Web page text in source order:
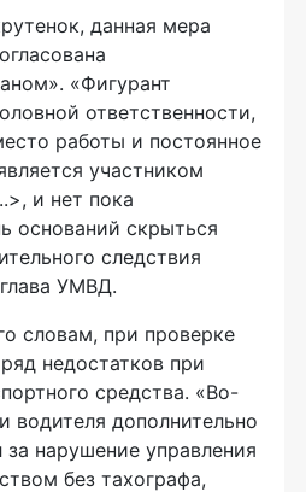
данная мера
«Фигурант
ответственности,
работы и постоянное
участником
и нет пока
оснований скрыться
следствия
УМВД.
словам, при проверке
недостатков при
средства. «Во-
водителя дополнительно
за нарушение управления
без тахографа,